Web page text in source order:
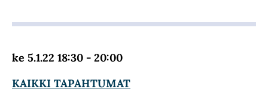
ke 5.1.22 18:30 - 20:00
KAIKKI TAPAHTUMAT